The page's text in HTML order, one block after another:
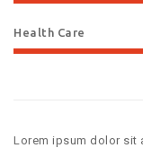
Health Care
Lorem ipsum dolor sit